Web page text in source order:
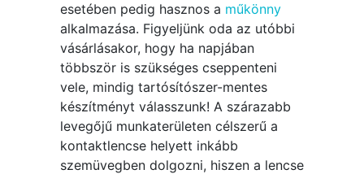
esetében pedig hasznos a műkönny
alkalmazása. Figyeljünk oda az utóbbi
vásárlásakor, hogy ha napjában
többször is szükséges cseppenteni
vele, mindig tartósítószer-mentes
készítményt válasszunk! A szárazabb
levegőjű munkaterületen célszerű a
kontaktlencse helyett inkább
szemüvegben dolgozni, hiszen a lencse